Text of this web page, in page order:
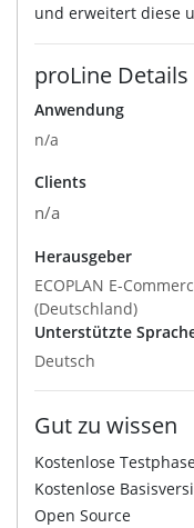
und erweitert diese
proLine Details
Anwendung
n/a
Clients
n/a
Herausgeber
ECOPLAN E-
(Deutschland)
Unterstützte
Deutsch
Gut zu wissen
Kostenlose
Kostenlose
Open Source